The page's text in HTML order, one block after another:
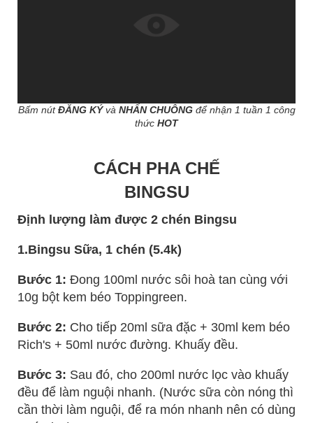
Bấm nútĐĂNG KÝvà NHẤN CHUÔNG để nhận 1 tuần 1 công
thức HOT
CÁCH PHA CHẾ
BINGSU
Định lượng làm được 2 chén Bingsu
1.Bingsu Sữa, 1 chén (5.4k)
Bước 1: Đong 100ml nước sôi hoà tan cùng với
10g bột kem béo Toppingreen.
Bước 2: Cho tiếp 20ml sữa đặc + 30ml kem béo
Rich's + 50ml nước đường. Khuấy đều.
Bước 3: Sau đó, cho 200ml nước lọc vào khuấy
đều để làm nguội nhanh. (Nước sữa còn nóng thì
cần thời làm nguội, để ra món nhanh nên có dùng